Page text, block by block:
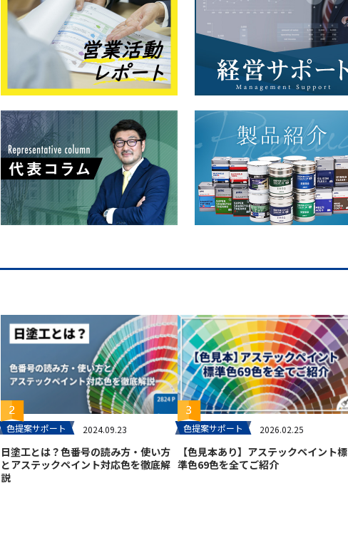
色提案サポート 2024.09.23
日塗工とは？色番号の読み方・使い方
とアステックペイント対応色を徹底解
説
色提案サポート 2026.02.25
【色見本あり】アステックペイント標
準色69色を全てご紹介